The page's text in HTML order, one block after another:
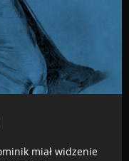
miał widzenie